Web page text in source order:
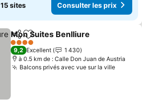
15 sites Consulter les prix
PartagerAjouter à mes favoris
Mon Suites Benlliure
4 Étoiles
9,2 Excellent
1 430
à 0.5 km de : Calle Don Juan de Austria
Balcons privés avec vue sur la ville